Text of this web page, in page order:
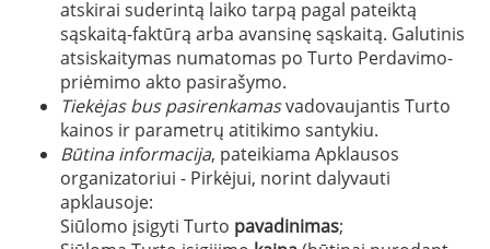
atskirai suderintą laiko tarpą pagal pateiktą
sąskaitą-faktūrą arba avansinę sąskaitą. Galutinis
atsiskaitymas numatomas po Turto Perdavimo-
priėmimo akto pasirašymo.
Tiekėjas bus pasirenkamasvadovaujantis Turto
kainos ir parametrų atitikimo santykiu.
Būtina informacija, pateikiama Apklausos
organizatoriui - Pirkėjui, norint dalyvauti
apklausoje:
Siūlomo įsigyti Turto pavadinimas;